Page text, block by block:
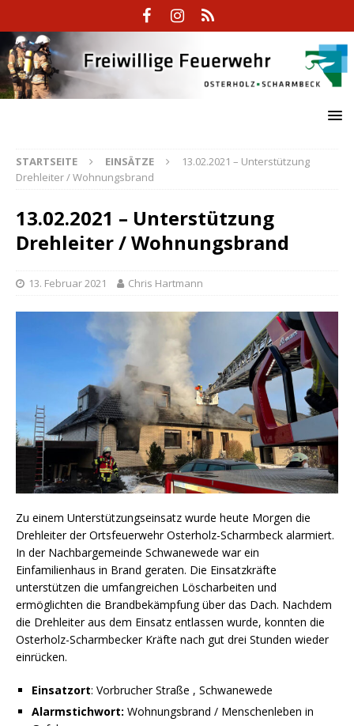
STARTSEITE EINSÄTZE
13.02.2021 – Unterstützung
Drehleiter / Wohnungsbrand
13.02.2021 – Unterstützung
Drehleiter / Wohnungsbrand
13. Februar 2021 Chris Hartmann
Zu einem Unterstützungseinsatz wurde heute Morgen die
Drehleiter der Ortsfeuerwehr Osterholz-Scharmbeck alarmiert.
In der Nachbargemeinde Schwanewede war ein
Einfamilienhaus in Brand geraten. Die Einsatzkräfte
unterstützen die umfangreichen Löscharbeiten und
ermöglichten die Brandbekämpfung über das Dach. Nachdem
die Drehleiter aus dem Einsatz entlassen wurde, konnten die
Osterholz-Scharmbecker Kräfte nach gut drei Stunden wieder
einrücken.
Einsatzort: Vorbrucher Straße , Schwanewede
Alarmstichwort: Wohnungsbrand / Menschenleben in